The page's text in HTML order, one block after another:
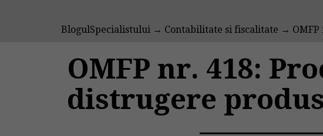
BlogulSpecialistului → Contabilitate si fiscalitate → OMFP
OMFP nr. 418:
distrugere